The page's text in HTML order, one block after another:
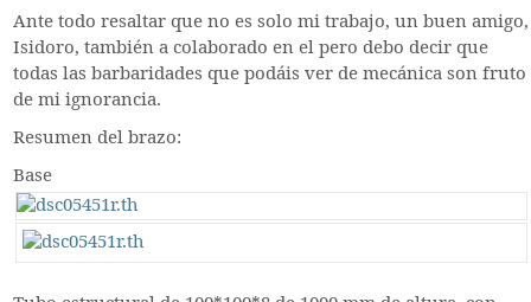
Ante todo resaltar que no es solo mi trabajo, un buen amigo,
Isidoro, también a colaborado en el pero debo decir que
todas las barbaridades que podáis ver de mecánica son fruto
de mi ignorancia.
Resumen del brazo:
Base